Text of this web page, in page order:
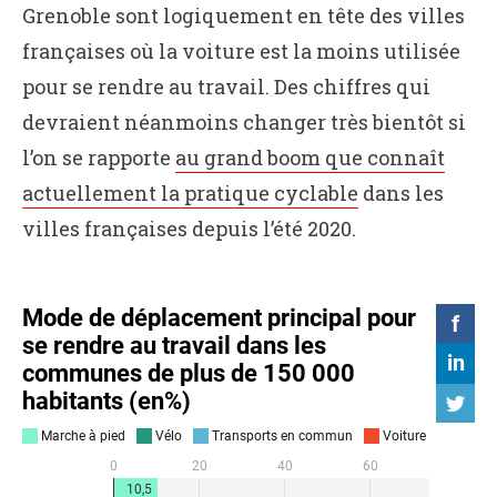
Grenoble sont logiquement en tête des villes
françaises où la voiture est la moins utilisée
pour se rendre au travail. Des chiffres qui
devraient néanmoins changer très bientôt si
l’on se rapporte au grand boom que connaît
actuellement la pratique cyclable dans les
villes françaises depuis l’été 2020.